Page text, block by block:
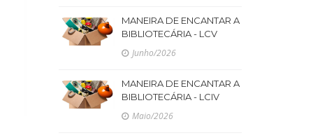
MANEIRA DE ENCANTAR A
BIBLIOTECÁRIA - LCV
Junho/2026
MANEIRA DE ENCANTAR A
BIBLIOTECÁRIA - LCIV
Maio/2026